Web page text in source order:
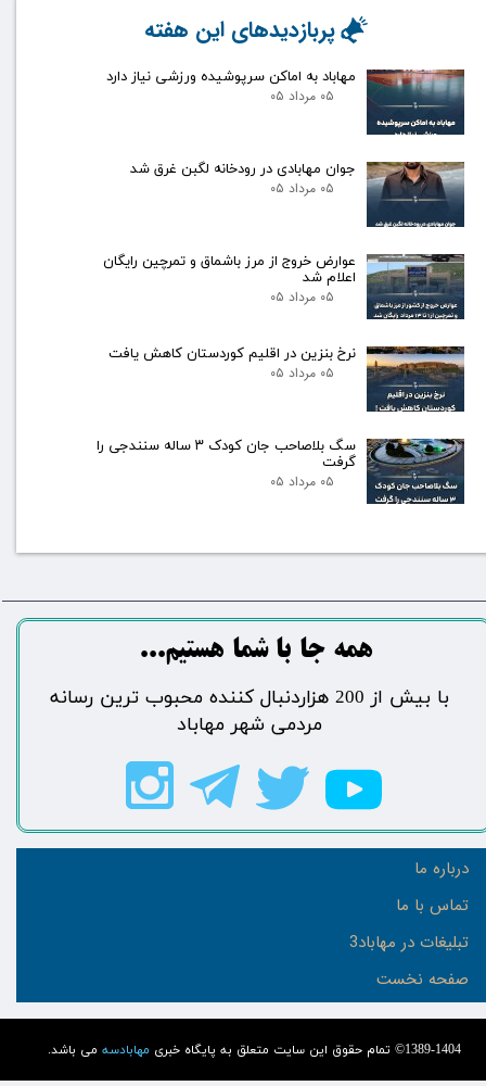
مهاباد به اماکن سرپوشیده ورزشی نیاز دارد
۰۵ مرداد ۰۵
جوان مهابادی در رودخانه لگبن غرق شد
۰۵ مرداد ۰۵
عوارض خروج از مرز باشماق و تمرچین رایگان
اعلام شد
۰۵ مرداد ۰۵
نرخ بنزین در اقلیم کوردستان کاهش یافت
۰۵ مرداد ۰۵
سگ بلاصاحب جان کودک ۳ ساله سنندجی را
گرفت
۰۵ مرداد ۰۵
پربازدیدهای این هفته
1389-1404© تمام حقوق این سایت متعلق به پایگاه خبری مهابادسه می باشد.
درباره ما
تماس با ما
تبلیغات در مهاباد3
صفحه نخست
​​​همه جا با شما هستیم...​​​​​​​​​​​​​​
​با بیش از 200 هزاردنبال کننده محبوب ترین رسانه
مردمی شهر مهاباد​​​​​​​​​​​​​​